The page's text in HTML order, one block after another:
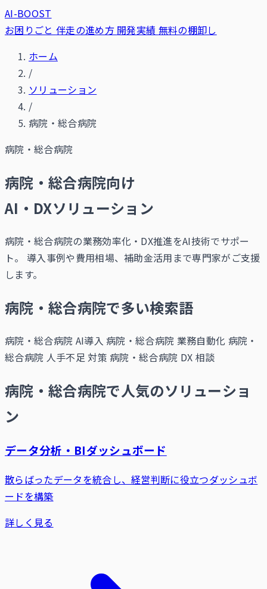
AI-BOOST
お困りごと 伴走の進め方 開発実績 無料の棚卸し
ホーム
/
ソリューション
/
病院・総合病院
病院・総合病院
病院・総合病院向け
AI・DXソリューション
病院・総合病院の業務効率化・DX推進をAI技術でサポー
ト。 導入事例や費用相場、補助金活用まで専門家がご支援
します。
病院・総合病院で多い検索語
病院・総合病院 AI導入 病院・総合病院 業務自動化 病院・
総合病院 人手不足 対策 病院・総合病院 DX 相談
病院・総合病院で人気のソリューショ
ン
データ分析・BIダッシュボード
散らばったデータを統合し、経営判断に役立つダッシュボ
ードを構築
詳しく見る